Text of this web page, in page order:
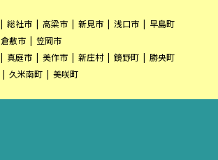
総社市 高梁市 新見市 浅口市
早島町
倉敷市
笠岡市
真庭市 美作市 新庄村 鏡野町
勝央町
久米南町 美咲町